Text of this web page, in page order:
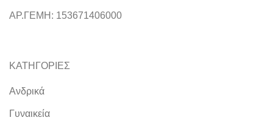
ΑΡ.ΓΕΜΗ: 153671406000
ΚΑΤΗΓΟΡΙΕΣ
Ανδρικά
Γυναικεία